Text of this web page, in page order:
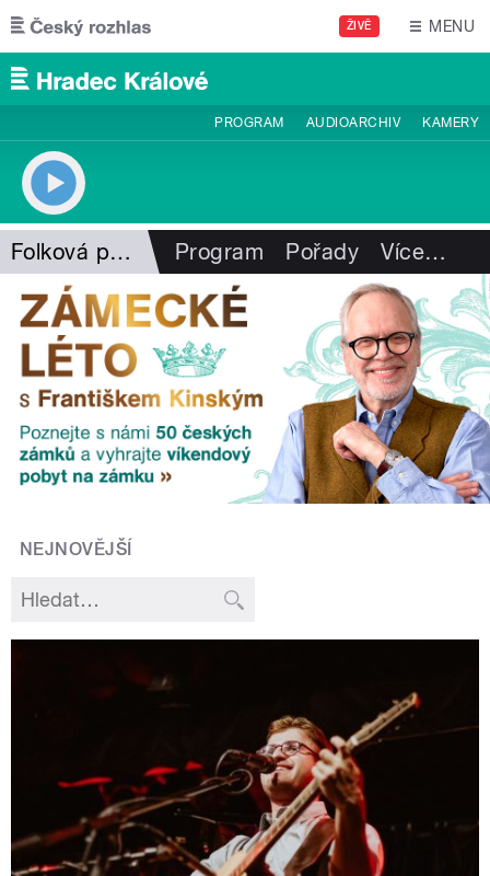
Přejít k hlavnímu obsahu
ŽIVĚ MENU
PROGRAM AUDIOARCHIV KAMERY
Folková pohlazení Program Pořady Více…
NEJNOVĚJŠÍ